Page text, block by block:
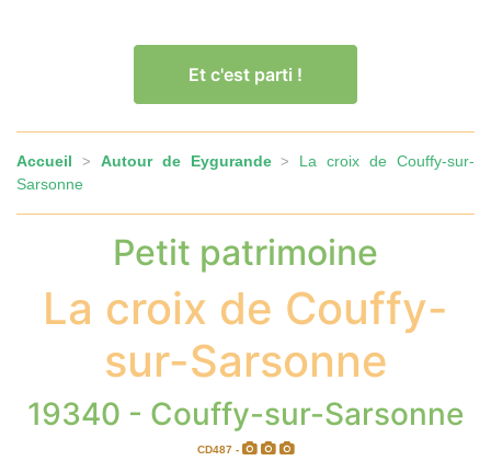
Et c'est parti !
Accueil > Autour de Eygurande> La croix de Couffy-sur-
Sarsonne
Petit patrimoine
La croix de Couffy-
sur-Sarsonne
19340 - Couffy-sur-Sarsonne
CD487 -